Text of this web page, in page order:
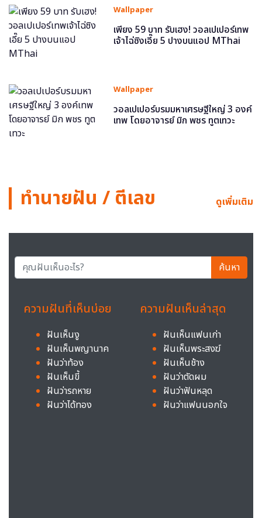
Wallpaper
เพียง 59 บาท รับเฮง! วอลเปเปอร์เทพ
เจ้าไฉ่ซิงเอี๊ย 5 ปางบนแอป MThai
Wallpaper
วอลเปเปอร์บรมมหาเศรษฐีใหญ่ 3 องค์
เทพ โดยอาจารย์ มิก พชร ทูตเทวะ
ทำนายฝัน / ตีเลข ดูเพิ่มเติม
ค้นหา
ความฝันที่เห็นบ่อย
ฝันเห็นงู
ฝันเห็นพญานาค
ฝันว่าท้อง
ฝันเห็นขี้
ฝันว่ารถหาย
ฝันว่าได้ทอง
ความฝันเห็นล่าสุด
ฝันเห็นแฟนเก่า
ฝันเห็นพระสงฆ์
ฝันเห็นช้าง
ฝันว่าตัดผม
ฝันว่าฟันหลุด
ฝันว่าแฟนนอกใจ